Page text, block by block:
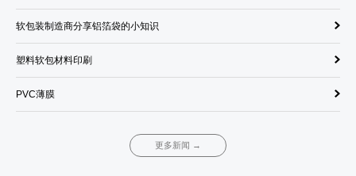
软包装制造商分享铝箔袋的小知识
塑料软包材料印刷
PVC薄膜
更多新闻 →